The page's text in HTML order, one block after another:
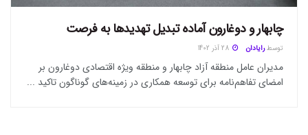
چابهار و دوغارون آماده تبدیل تهدید‌ها به فرصت
توسط رایادان
مدیران عامل منطقه آزاد چابهار و منطقه ویژه اقتصادی دوغارون بر
امضای تفاهم‌نامه برای توسعه همکاری در زمینه‌های گوناگون تاکید ...